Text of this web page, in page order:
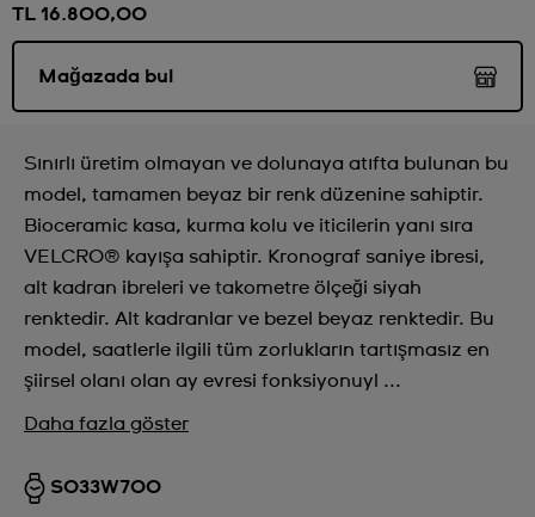
TL 16.800,00
Mağazada bul
Sınırlı üretim olmayan ve dolunaya atıfta bulunan bu
model, tamamen beyaz bir renk düzenine sahiptir.
Bioceramic kasa, kurma kolu ve iticilerin yanı sıra
VELCRO® kayışa sahiptir. Kronograf saniye ibresi,
alt kadran ibreleri ve takometre ölçeği siyah
renktedir. Alt kadranlar ve bezel beyaz renktedir. Bu
model, saatlerle ilgili tüm zorlukların tartışmasız en
şiirsel olanı olan ay evresi fonksiyonuyl ...
Daha fazla göster
SO33W700